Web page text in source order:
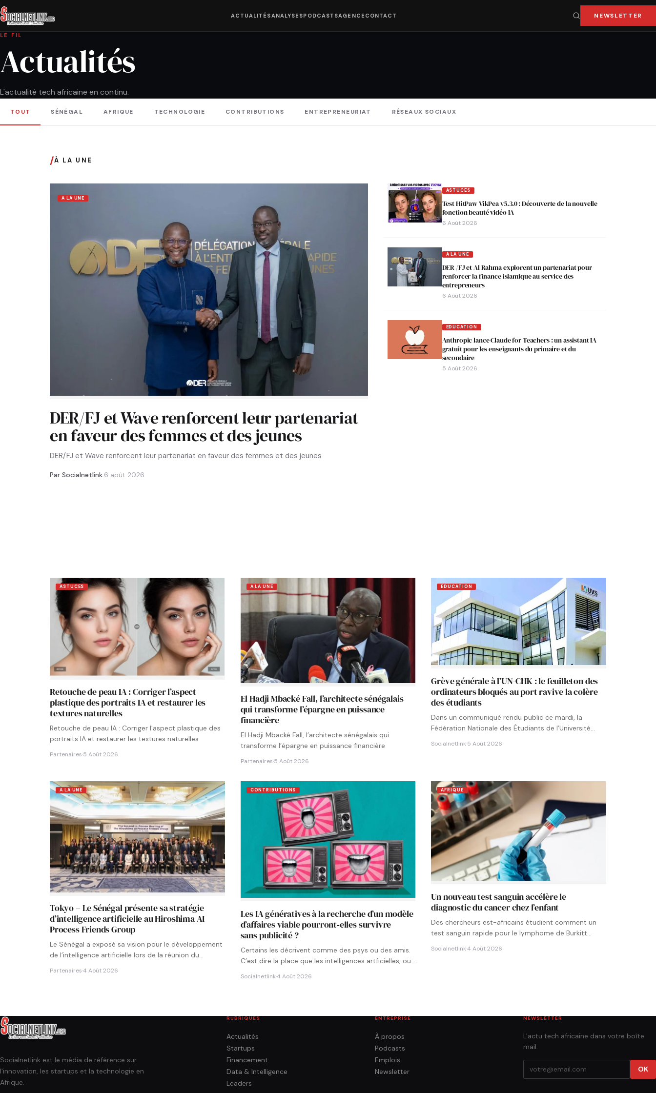
ACTUALITÉSANALYSESPODCASTSAGENCE CONTACT NEWSLETTER
LE FIL
Actualités
L'actualité tech africaine en continu.
TOUT SÉNÉGAL AFRIQUE TECHNOLOGIE CONTRIBUTIONS ENTREPRENEURIAT RÉSEAUX SOCIAUX
/À LA UNE
A LA UNE
DER/FJ et Wave renforcent leur partenariat
en faveur des femmes et des jeunes
DER/FJ et Wave renforcent leur partenariat en faveur des femmes et des jeunes
Par Socialnetlink·6 août 2026
ASTUCES
Test HitPaw VikPea v5.3.0 : Découverte de la nouvelle
fonction beauté vidéo IA
6 Août 2026
A LA UNE
DER /FJ et Al Rahma explorent un partenariat pour
renforcer la finance islamique au service des
entrepreneurs
6 Août 2026
EDUCATION
Anthropic lance Claude for Teachers : un assistant IA
gratuit pour les enseignants du primaire et du
secondaire
5 Août 2026
ASTUCES
Retouche de peau IA : Corriger l’aspect
plastique des portraits IA et restaurer les
textures naturelles
Retouche de peau IA : Corriger l'aspect plastique des
portraits IA et restaurer les textures naturelles
Partenaires·5 Août 2026
A LA UNE
El Hadji Mbacké Fall, l’architecte sénégalais
qui transforme l’épargne en puissance
financière
El Hadji Mbacké Fall, l’architecte sénégalais qui
transforme l’épargne en puissance financière
Partenaires·5 Août 2026
EDUCATION
Grève générale à l’UN-CHK : le feuilleton des
ordinateurs bloqués au port ravive la colère
des étudiants
Dans un communiqué rendu public ce mardi, la
Fédération Nationale des Étudiants de l’Université
Socialnetlink·5 Août 2026
A LA UNE
Tokyo – Le Sénégal présente sa stratégie
d’intelligence artificielle au Hiroshima AI
Process Friends Group
Le Sénégal a exposé sa vision pour le développement
de l’intelligence artificielle lors de la réunion du
Partenaires·4 Août 2026
CONTRIBUTIONS
Les IA génératives à la recherche d’un modèle
d’affaires viable pourront‑elles survivre
sans publicité ?
Certains les décrivent comme des psys ou des amis.
C’est dire la place que les intelligences artficielles, ou…
Socialnetlink·4 Août 2026
AFRIQUE
Un nouveau test sanguin accélère le
diagnostic du cancer chez l’enfant
Des chercheurs est-africains étudient comment un
test sanguin rapide pour le lymphome de Burkitt
Socialnetlink·4 Août 2026
Socialnetlink est le média de référence sur
l'innovation, les startups et la technologie en
Afrique.
RUBRIQUES
Actualités
Startups
Financement
Data & Intelligence
Leaders
ENTREPRISE
À propos
Podcasts
Emplois
Newsletter
NEWSLETTER
L'actu tech africaine dans votre boîte
mail.
OK